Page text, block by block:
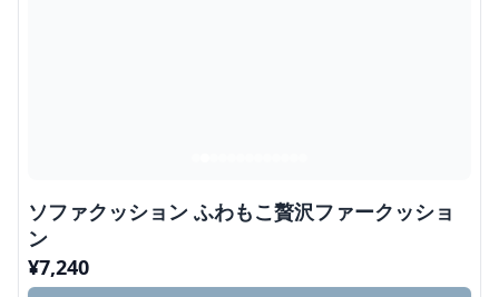
ソファクッション ふわもこ贅沢ファークッショ
ン
¥7,240